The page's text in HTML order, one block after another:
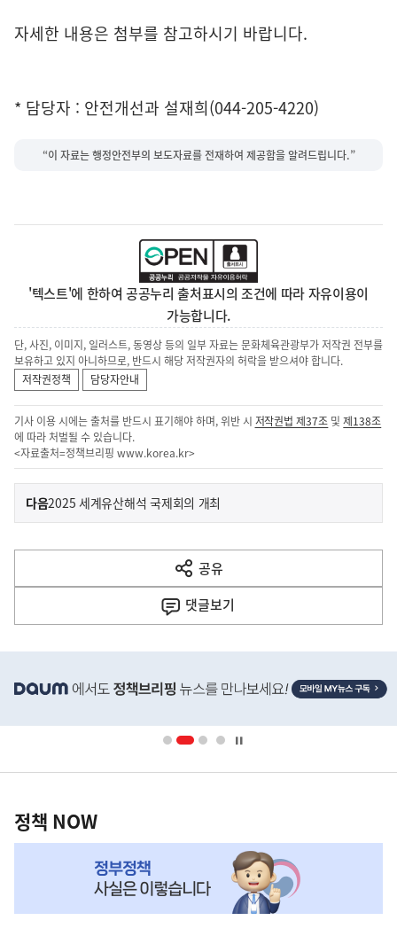
자세한 내용은 첨부를 참고하시기 바랍니다.
* 담당자 : 안전개선과 설재희(044-205-4220)
“이 자료는 행정안전부의 보도자료를 전재하여 제공함을 알려드립니다.”
'텍스트'에 한하여 공공누리 출처표시의 조건에 따라 자유이용이
가능합니다.
단, 사진, 이미지, 일러스트, 동영상 등의 일부 자료는 문화체육관광부가 저작권 전부를
보유하고 있지 아니하므로, 반드시 해당 저작권자의 허락을 받으셔야 합니다.
저작권정책
담당자안내
기사 이용 시에는 출처를 반드시 표기해야 하며, 위반 시 저작권법 제37조 및제138조
에 따라 처벌될 수 있습니다.
<자료출처=정책브리핑 www.korea.kr>
이
전
다
음
다음기
2025 세계유산해석 국제회의 개최
공유
열
기
댓글보기
단
영
책
NOW,
정책 NOW